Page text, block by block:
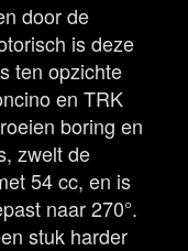
door de
is deze
ten opzichte
en TRK
boring en
zwelt de
54 cc, en is
naar 270°.
stuk harder